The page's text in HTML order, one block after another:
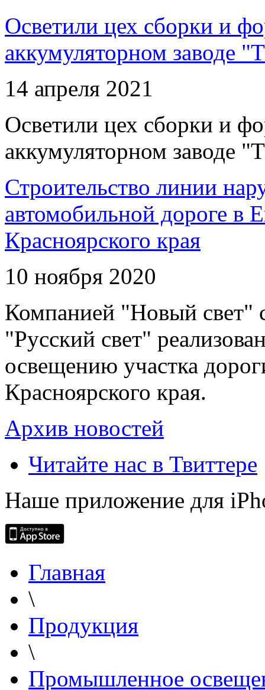
Осветили цех сборки и
аккумуляторном заводе
14 апреля 2021
Осветили цех сборки и
аккумуляторном заводе
Строительство линии
автомобильной дороге в
Красноярского края
10 ноября 2020
Компанией "Новый свет"
"Русский свет"
освещению участка
Красноярского края.
Архив новостей
Читайте нас в Твиттере
Наше приложение для
Главная
\
Продукция
\
Промышленное